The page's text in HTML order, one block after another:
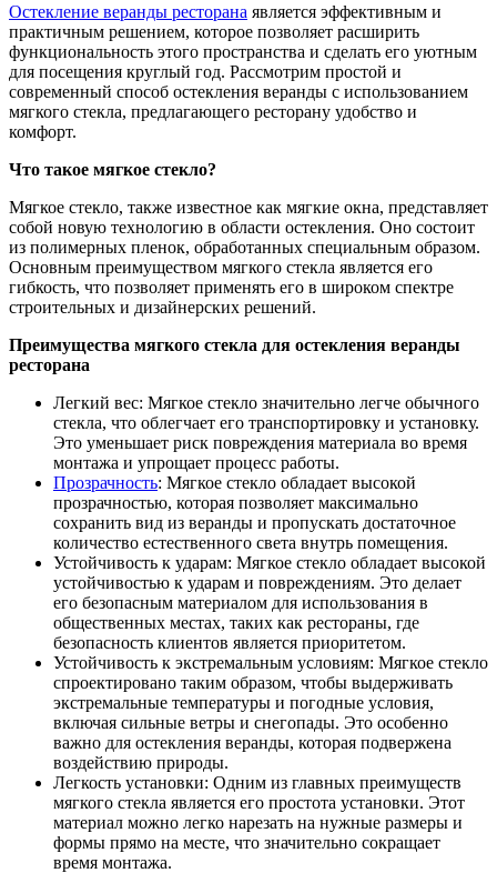
Остекление веранды ресторана является эффективным и
практичным решением, которое позволяет расширить
функциональность этого пространства и сделать его уютным
для посещения круглый год. Рассмотрим простой и
современный способ остекления веранды с использованием
мягкого стекла, предлагающего ресторану удобство и
комфорт.
Что такое мягкое стекло?
Мягкое стекло, также известное как мягкие окна, представляет
собой новую технологию в области остекления. Оно состоит
из полимерных пленок, обработанных специальным образом.
Основным преимуществом мягкого стекла является его
гибкость, что позволяет применять его в широком спектре
строительных и дизайнерских решений.
Преимущества мягкого стекла для остекления веранды
ресторана
Легкий вес: Мягкое стекло значительно легче обычного
стекла, что облегчает его транспортировку и установку.
Это уменьшает риск повреждения материала во время
монтажа и упрощает процесс работы.
Прозрачность: Мягкое стекло обладает высокой
прозрачностью, которая позволяет максимально
сохранить вид из веранды и пропускать достаточное
количество естественного света внутрь помещения.
Устойчивость к ударам: Мягкое стекло обладает высокой
устойчивостью к ударам и повреждениям. Это делает
его безопасным материалом для использования в
общественных местах, таких как рестораны, где
безопасность клиентов является приоритетом.
Устойчивость к экстремальным условиям: Мягкое стекло
спроектировано таким образом, чтобы выдерживать
экстремальные температуры и погодные условия,
включая сильные ветры и снегопады. Это особенно
важно для остекления веранды, которая подвержена
воздействию природы.
Легкость установки: Одним из главных преимуществ
мягкого стекла является его простота установки. Этот
материал можно легко нарезать на нужные размеры и
формы прямо на месте, что значительно сокращает
время монтажа.